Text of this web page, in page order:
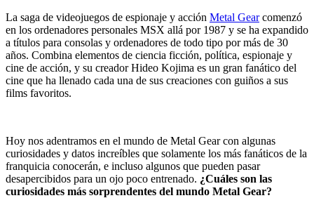
La saga de videojuegos de espionaje y acción Metal Gearcomenzó
en los ordenadores personales MSX allá por 1987 y se ha expandido
a títulos para consolas y ordenadores de todo tipo por más de 30
años. Combina elementos de ciencia ficción, política, espionaje y
cine de acción, y su creador Hideo Kojima es un gran fanático del
cine que ha llenado cada una de sus creaciones con guiños a sus
films favoritos.
Hoy nos adentramos en el mundo de Metal Gear con algunas
curiosidades y datos increíbles que solamente los más fanáticos de la
franquicia conocerán, e incluso algunos que pueden pasar
desapercibidos para un ojo poco entrenado. ¿Cuáles son las
curiosidades más sorprendentes del mundo Metal Gear?